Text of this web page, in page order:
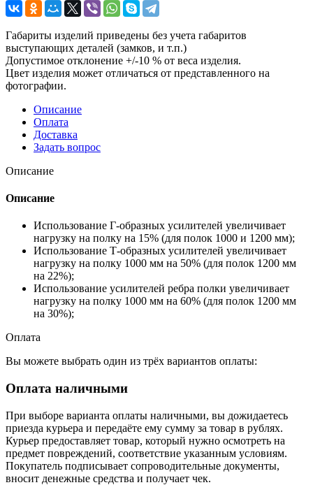
Габариты изделий приведены без учета габаритов
выступающих деталей (замков, и т.п.)
Допустимое отклонение +/-10 % от веса изделия.
Цвет изделия может отличаться от представленного на
фотографии.
Описание
Оплата
Доставка
Задать вопрос
Описание
Описание
Использование Г-образных усилителей увеличивает
нагрузку на полку на 15% (для полок 1000 и 1200 мм);
Использование Т-образных усилителей увеличивает
нагрузку на полку 1000 мм на 50% (для полок 1200 мм
на 22%);
Использование усилителей ребра полки увеличивает
нагрузку на полку 1000 мм на 60% (для полок 1200 мм
на 30%);
Оплата
Вы можете выбрать один из трёх вариантов оплаты:
Оплата наличными
При выборе варианта оплаты наличными, вы дожидаетесь
приезда курьера и передаёте ему сумму за товар в рублях.
Курьер предоставляет товар, который нужно осмотреть на
предмет повреждений, соответствие указанным условиям.
Покупатель подписывает сопроводительные документы,
вносит денежные средства и получает чек.